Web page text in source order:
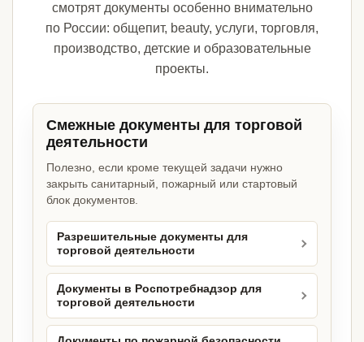
смотрят документы особенно внимательно
по России: общепит, beauty, услуги, торговля,
производство, детские и образовательные
проекты.
Смежные документы для торговой
деятельности
Полезно, если кроме текущей задачи нужно
закрыть санитарный, пожарный или стартовый
блок документов.
Разрешительные документы для
торговой деятельности
Документы в Роспотребнадзор для
торговой деятельности